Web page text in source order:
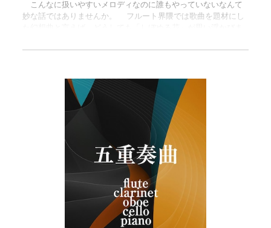
こんなに扱いやすいメロディなのに誰もやっていないなんて
妙な話ではありませんか。 フルート界隈では歌曲を題材にし
「野ばら」に軍配が上がるのではないでしょうか。 「メリー・
ルト・シュトラウスの奏鳴曲の後にアンコールとして演奏する
物を……となった時に「ファンタジーの墓場に新たなファンタジ
ーを投げ込むしかなかろう」と書いたのが本作です。 実は私
の10代最後の作品に「『千の風になって』の主題による変奏
曲」というのがあります。これは今思えばフルートとピアノの
為に書いた「歌曲の変奏モノ」としては初めてのものでした。
もしかするとフルートという楽器は、歌曲を変奏させる気を起
こしやすい楽器なのかもしれません。ジャズ風、ボサノヴァ
風、タンゴ風、和風……と、当時思いつくままに様々な様式を並
べた作品でしたが、今でも不思議と愛着があります。 しか
し、17年前のその作品から考えると「よくぞここまでご成長な
さって」と感心せざるを得ません。 今回の幻想曲は、世界的
に有名な二つの「野ばら」を題材にして、簡単な序奏と九つの